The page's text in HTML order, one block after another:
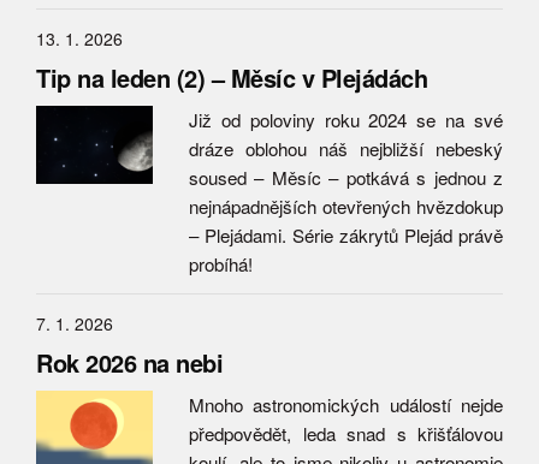
13. 1. 2026
Tip na leden (2) – Měsíc v Plejádách
Již od poloviny roku 2024 se na své
dráze oblohou náš nejbližší nebeský
soused – Měsíc – potkává s jednou z
nejnápadnějších otevřených hvězdokup
– Plejádami. Série zákrytů Plejád právě
probíhá!
7. 1. 2026
Rok 2026 na nebi
Mnoho astronomických událostí nejde
předpovědět, leda snad s křišťálovou